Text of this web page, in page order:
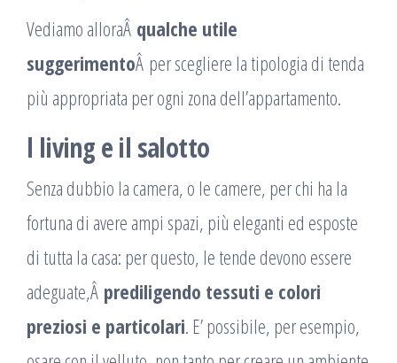
Vediamo alloraÂ qualche utile
suggerimentoÂ per scegliere la tipologia di tenda
più appropriata per ogni zona dell’appartamento.
l living e il salotto
Senza dubbio la camera, o le camere, per chi ha la
fortuna di avere ampi spazi, più eleganti ed esposte
di tutta la casa: per questo, le tende devono essere
adeguate,Â prediligendo tessuti e colori
preziosi e particolari. E’ possibile, per esempio,